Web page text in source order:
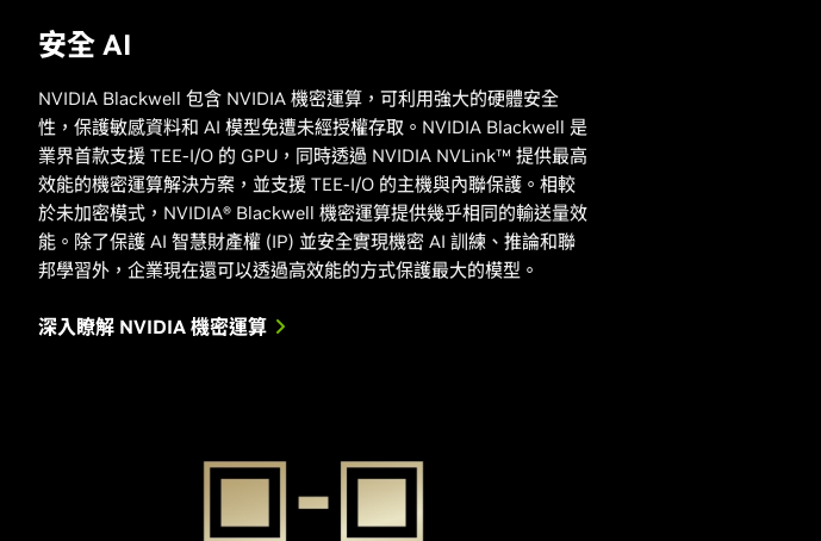
安全 AI
NVIDIA Blackwell 包含 NVIDIA 機密運算，可利用強大的硬體安全
性，保護敏感資料和 AI 模型免遭未經授權存取。NVIDIA Blackwell 是
業界首款支援 TEE-I/O 的 GPU，同時透過 NVIDIA NVLink™ 提供最高
效能的機密運算解決方案，並支援 TEE-I/O 的主機與內聯保護。相較
於未加密模式，NVIDIA® Blackwell 機密運算提供幾乎相同的輸送量效
能。除了保護 AI 智慧財產權 (IP) 並安全實現機密 AI 訓練、推論和聯
邦學習外，企業現在還可以透過高效能的方式保護最大的模型。
深入瞭解 NVIDIA 機密運算